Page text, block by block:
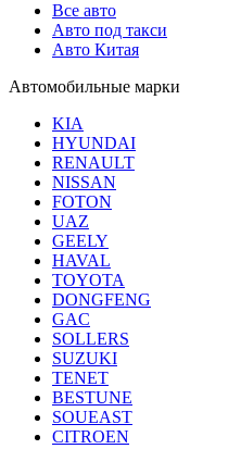
Все авто
Авто под такси
Авто Китая
Автомобильные марки
KIA
HYUNDAI
RENAULT
NISSAN
FOTON
UAZ
GEELY
HAVAL
TOYOTA
DONGFENG
GAC
SOLLERS
SUZUKI
TENET
BESTUNE
SOUEAST
CITROEN